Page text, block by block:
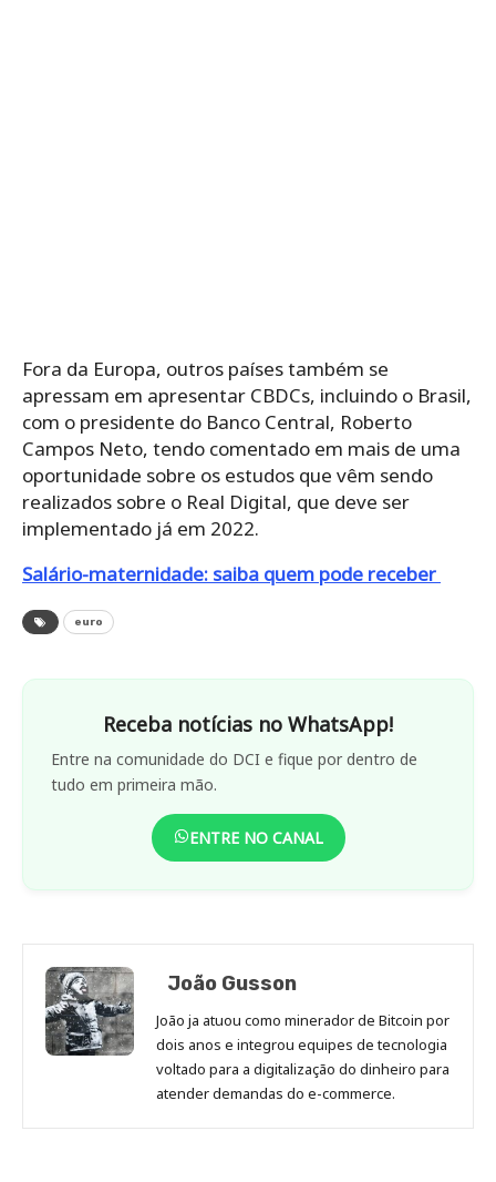
Fora da Europa, outros países também se
apressam em apresentar CBDCs, incluindo o Brasil,
com o presidente do Banco Central, Roberto
Campos Neto, tendo comentado em mais de uma
oportunidade sobre os estudos que vêm sendo
realizados sobre o Real Digital, que deve ser
implementado já em 2022.
Salário-maternidade: saiba quem pode receber
euro
Receba notícias no WhatsApp!
Entre na comunidade do DCI e fique por dentro de
tudo em primeira mão.
ENTRE NO CANAL
João Gusson
João ja atuou como minerador de Bitcoin por
dois anos e integrou equipes de tecnologia
voltado para a digitalização do dinheiro para
atender demandas do e-commerce.